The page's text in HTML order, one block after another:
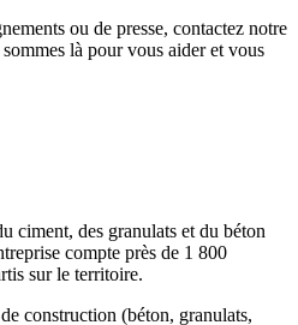
ou de presse, contactez notre
là pour vous aider et vous
ciment, des granulats et du béton
compte près de 1 800
sur le territoire.
construction (béton, granulats,